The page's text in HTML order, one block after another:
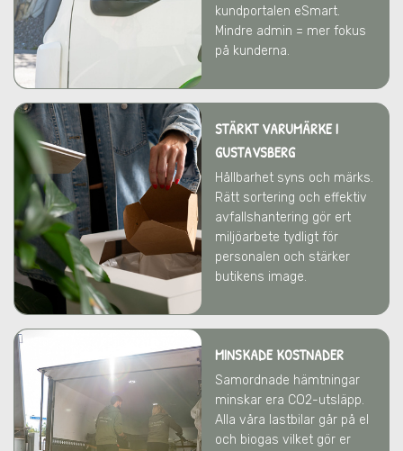
kundportalen eSmart.
Mindre admin = mer fokus
på kunderna.
STÄRKT VARUMÄRKEI
GUSTAVSBERG
Hållbarhet syns och märks.
Rätt sortering och effektiv
avfallshantering gör ert
miljöarbete tydligt för
personalen och stärker
butikens image.
MINSKADE KOSTNADER
Samordnade hämtningar
minskar era CO2-utsläpp.
Alla våra lastbilar går på el
och biogas vilket gör er